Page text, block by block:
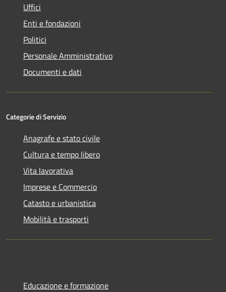
Uffici
Enti e fondazioni
Politici
Personale Amministrativo
Documenti e dati
Categorie di Servizio
Anagrafe e stato civile
Cultura e tempo libero
Vita lavorativa
Imprese e Commercio
Catasto e urbanistica
Mobilità e trasporti
Educazione e formazione